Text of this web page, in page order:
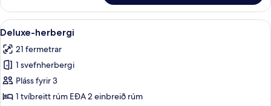
herbergi
fyrir
þrjá
Skoða
allar
myndir
fyrir
Deluxe-
herbergi
Deluxe-herbergi | Skrifborð,
11
Deluxe-herbergi
21 fermetrar
1 svefnherbergi
Pláss fyrir 3
1 tvíbreitt rúm EÐA 2 einbreið rúm